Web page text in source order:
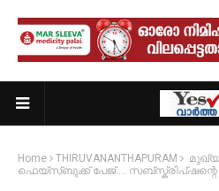
Home THIRUVANANTHAPURAM
ഫെയ്സ്ബുക്ക് പേജ്.... സബ്സ്ക്രിപ്ഷന്റെ